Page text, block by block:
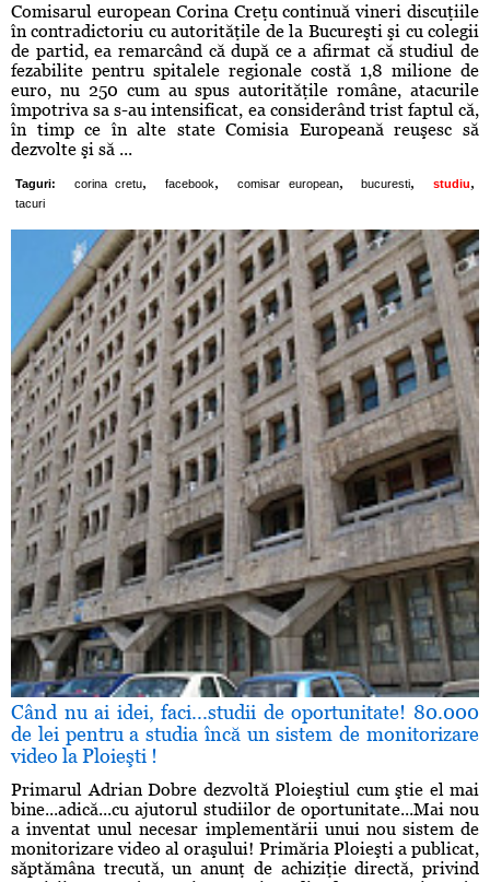
Comisarul european Corina Creţu continuă vineri discuţiile
în contradictoriu cu autorităţile de la Bucureşti şi cu colegii
de partid, ea remarcând că după ce a afirmat că studiul de
fezabilite pentru spitalele regionale costă 1,8 milione de
euro, nu 250 cum au spus autorităţile române, atacurile
împotriva sa s-au intensificat, ea considerând trist faptul că,
în timp ce în alte state Comisia Europeană reuşesc să
dezvolte şi să ...
Taguri: corina cretu, facebook, comisar european, bucuresti, studiu,
tacuri
Când nu ai idei, faci...studii de oportunitate! 80.000
de lei pentru a studia încă un sistem de monitorizare
video la Ploieşti !
Primarul Adrian Dobre dezvoltă Ploieştiul cum ştie el mai
bine...adică...cu ajutorul studiilor de oportunitate...Mai nou
a inventat unul necesar implementării unui nou sistem de
monitorizare video al oraşului! Primăria Ploieşti a publicat,
săptămâna trecută, un anunţ de achiziţie directă, privind